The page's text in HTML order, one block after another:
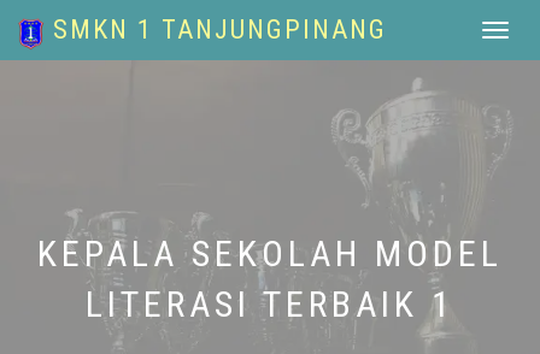
Toggle
SMKN 1 TANJUNGPINANG
KEPALA SEKOLAH MODEL
LITERASI TERBAIK 1